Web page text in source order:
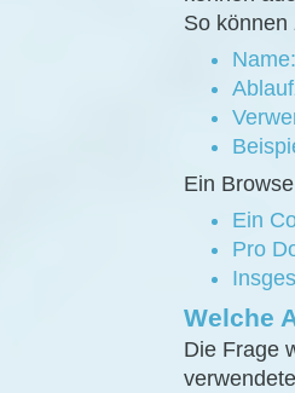
So können
Ein
Ein
Pro
Welche
Die Frage